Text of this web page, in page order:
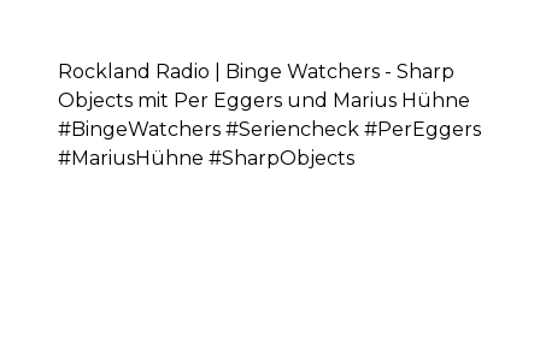
Rockland Radio | Binge Watchers - Sharp
Objects mit Per Eggers und Marius Hühne
#BingeWatchers #Seriencheck #PerEggers
#MariusHühne #SharpObjects